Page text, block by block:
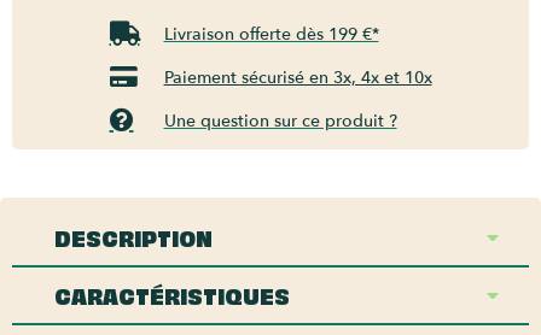
Livraison offerte dès 199 €*
Paiement sécurisé en 3x, 4x et 10x
Une question sur ce produit ?
DESCRIPTION
CARACTÉRISTIQUES